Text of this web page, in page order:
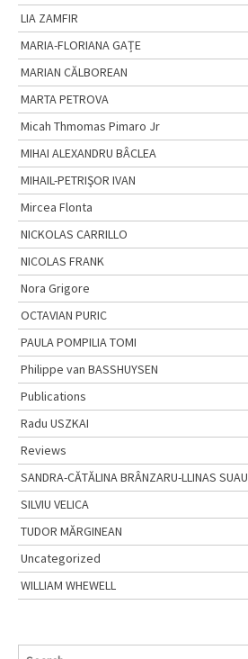
LIA ZAMFIR
MARIA-FLORIANA GAȚE
MARIAN CĂLBOREAN
MARTA PETROVA
Micah Thmomas Pimaro Jr
MIHAI ALEXANDRU BÂCLEA
MIHAIL-PETRIŞOR IVAN
Mircea Flonta
NICKOLAS CARRILLO
NICOLAS FRANK
Nora Grigore
OCTAVIAN PURIC
PAULA POMPILIA TOMI
Philippe van BASSHUYSEN
Publications
Radu USZKAI
Reviews
SANDRA-CĂTĂLINA BRÂNZARU-LLINAS SUAU
SILVIU VELICA
TUDOR MĂRGINEAN
Uncategorized
WILLIAM WHEWELL